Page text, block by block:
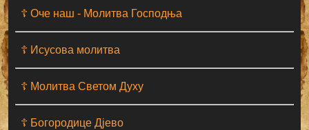
☦ Оче наш - Moлитва Господња
☦ Исусова молитва
☦ Молитва Светом Духу
☦ Богородице Дјево